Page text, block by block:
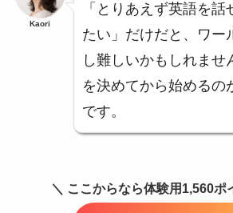
Kaori
「とりあえず英語を話
たい」だけだと、ワー
し難しいかもしれませ
を決めてから始めるの
です。
＼ ここからなら体験用1,560ポ